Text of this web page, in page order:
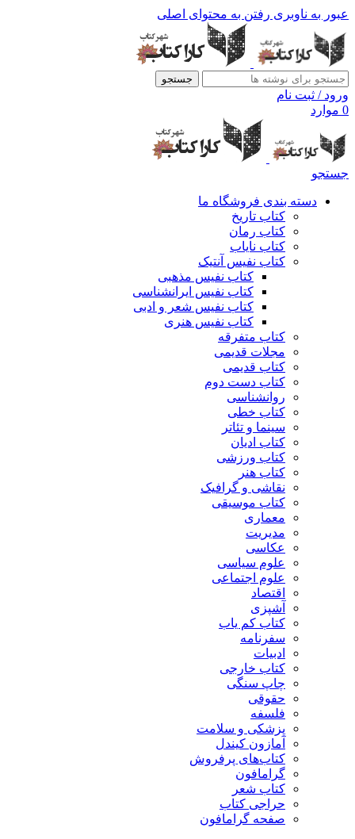
عبور به ناوبری رفتن به محتوای اصلی
جستجو
ورود / ثبت نام
0 موارد
جستجو
دسته بندی فروشگاه ما
کتاب تاریخ
کتاب رمان
کتاب نایاب
کتاب نفیس آنتیک
کتاب نفیس مذهبی
کتاب نفیس ایرانشناسی
کتاب نفیس شعر و ادبی
کتاب نفیس هنری
کتاب متفرقه
مجلات قدیمی
کتاب قدیمی
کتاب دست دوم
روانشناسی
کتاب خطی
سینما و تئاتر
کتاب ادیان
کتاب ورزشی
کتاب هنر
نقاشی و گرافیک
کتاب موسیقی
معماری
مدیریت
عکاسی
علوم سیاسی
علوم اجتماعی
اقتصاد
آشپزی
کتاب کم یاب
سفرنامه
ادبیات
کتاب خارجی
چاپ سنگی
حقوقی
فلسفه
پزشکی و سلامت
آمازون کیندل
کتاب‌های پرفروش
گرامافون
کتاب شعر
حراجی کتاب
صفحه گرامافون